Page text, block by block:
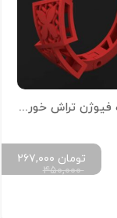
گوشواره فیوژن تراش خور G-T-S-07
۴۵۰,۰۰۰
۲۶۷,۰۰۰ تومان